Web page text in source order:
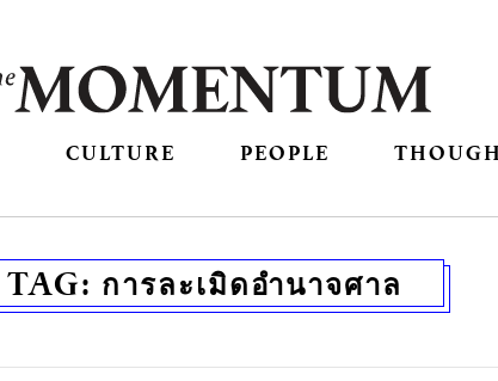
CULTURE PEOPLE
TAG: การละเมิดอำนาจศาล